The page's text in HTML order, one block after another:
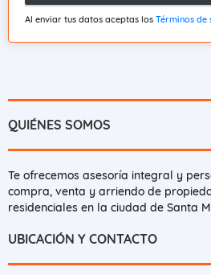
Al enviar tus datos aceptas los Términos
QUIÉNES SOMOS
Te ofrecemos asesoría integral y
compra, venta y arriendo de
residenciales en la ciudad de Santa
UBICACIÓN Y CONTACTO